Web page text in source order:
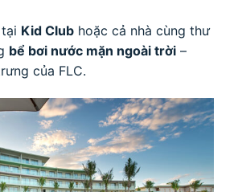
Kid Club hoặc cả nhà cùng thư
bể bơi nước mặn ngoài trời –
của FLC.